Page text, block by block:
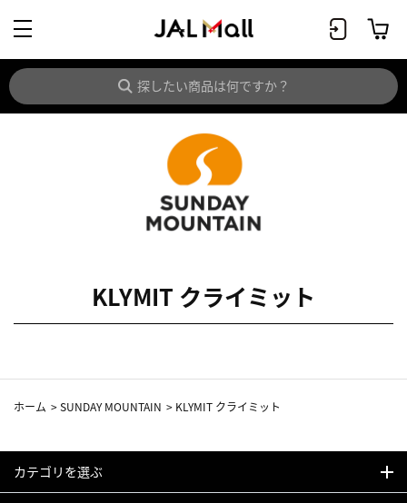
KLYMIT クライミット
ホーム >SUNDAY MOUNTAIN > KLYMIT クライミット
カテゴリを選ぶ